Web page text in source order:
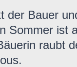
der Bauer
Sommer ist
raubt